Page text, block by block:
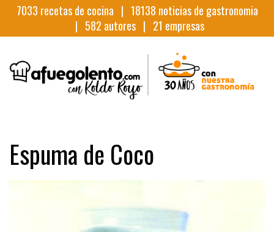
7033 recetas de cocina | 18138 noticias de gastronomia
| 582 autores | 21 empresas
Espuma de Coco